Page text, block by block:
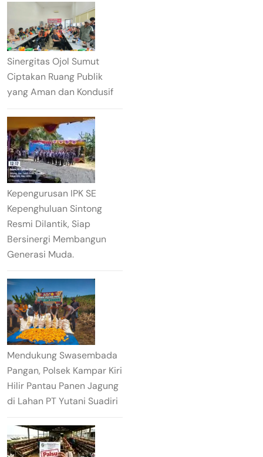
Sinergitas Ojol Sumut
Ciptakan Ruang Publik
yang Aman dan Kondusif
Kepengurusan IPK SE
Kepenghuluan Sintong
Resmi Dilantik, Siap
Bersinergi Membangun
Generasi Muda.
Mendukung Swasembada
Pangan, Polsek Kampar Kiri
Hilir Pantau Panen Jagung
di Lahan PT Yutani Suadiri